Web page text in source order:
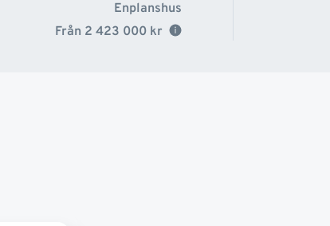
Enplanshus
Från 2 423 000 kr